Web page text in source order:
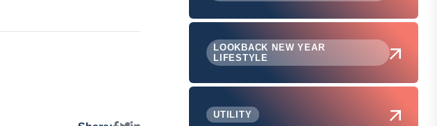
LOOKBACK NEW YEAR
LIFESTYLE
UTILITY